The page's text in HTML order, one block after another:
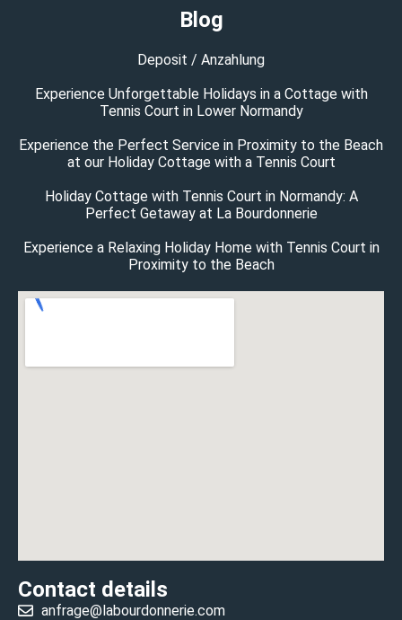
Blog
Deposit / Anzahlung
Experience Unforgettable Holidays in a Cottage with
Tennis Court in Lower Normandy
Experience the Perfect Service in Proximity to the Beach
at our Holiday Cottage with a Tennis Court
Holiday Cottage with Tennis Court in Normandy: A
Perfect Getaway at La Bourdonnerie
Experience a Relaxing Holiday Home with Tennis Court in
Proximity to the Beach
Contact details
anfrage@labourdonnerie.com